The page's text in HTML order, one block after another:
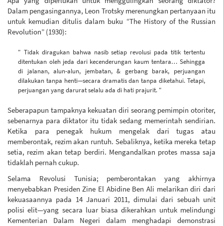
Dalam pengasingannya, Leon Trotsky merenungkan pertanyaan itu
untuk kemudian ditulis dalam buku “The History of the Russian
Revolution” (1930):
" Tidak diragukan bahwa nasib setiap revolusi pada titik tertentu
ditentukan oleh jeda dari kecenderungan kaum tentara… Sehingga
di jalanan, alun-alun, jembatan, & gerbang barak, perjuangan
dilakukan tanpa henti—secara dramatis dan tanpa diketahui. Tetapi,
perjuangan yang darurat selalu ada di hati prajurit. "
Seberapapun tampaknya kekuatan diri seorang pemimpin otoriter,
sebenarnya para diktator itu tidak sedang memerintah sendirian.
Ketika para penegak hukum mengelak dari tugas atau
memberontak, rezim akan runtuh. Sebaliknya, ketika mereka tetap
setia, rezim akan tetap berdiri. Mengandalkan protes massa saja
tidaklah pernah cukup.
Selama Revolusi Tunisia; pemberontakan yang akhirnya
menyebabkan Presiden Zine El Abidine Ben Ali melarikan diri dari
kekuasaannya pada 14 Januari 2011, dimulai dari sebuah unit
polisi elit—yang secara luar biasa dikerahkan untuk melindungi
Kementerian Dalam Negeri dalam menghadapi demonstrasi